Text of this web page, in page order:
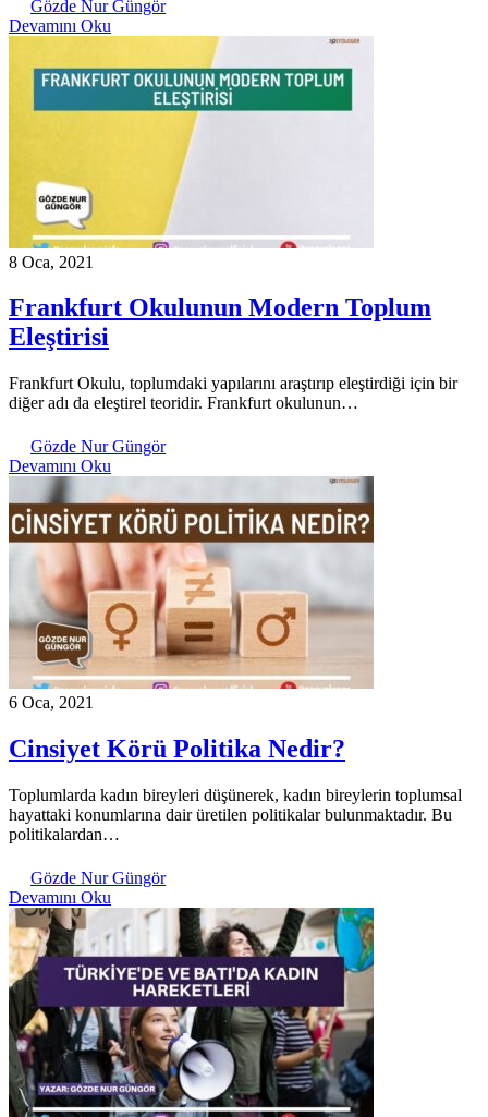
Gözde Nur Güngör
Devamını Oku
8 Oca, 2021
Frankfurt Okulunun Modern Toplum
Eleştirisi
Frankfurt Okulu, toplumdaki yapılarını araştırıp eleştirdiği için bir
diğer adı da eleştirel teoridir. Frankfurt okulunun…
Gözde Nur Güngör
Devamını Oku
6 Oca, 2021
Cinsiyet Körü Politika Nedir?
Toplumlarda kadın bireyleri düşünerek, kadın bireylerin toplumsal
hayattaki konumlarına dair üretilen politikalar bulunmaktadır. Bu
politikalardan…
Gözde Nur Güngör
Devamını Oku